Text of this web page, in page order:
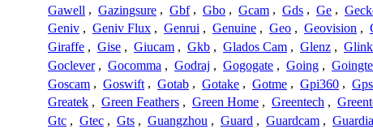
Gawell , Gazingsure , Gbf , Gbo , Gcam , Gds , Ge ,
Geniv , Geniv Flux , Genrui , Genuine , Geo , Geovision ,
Giraffe , Gise , Giucam , Gkb , Glados Cam , Glenz , Glink
Goclever , Gocomma , Godraj , Gogogate , Going ,
Goscam , Goswift , Gotab , Gotake , Gotme , Gpi360 ,
Greatek , Green Feathers , Green Home , Greentech ,
Gtc , Gtec , Gts , Guangzhou , Guard , Guardcam ,